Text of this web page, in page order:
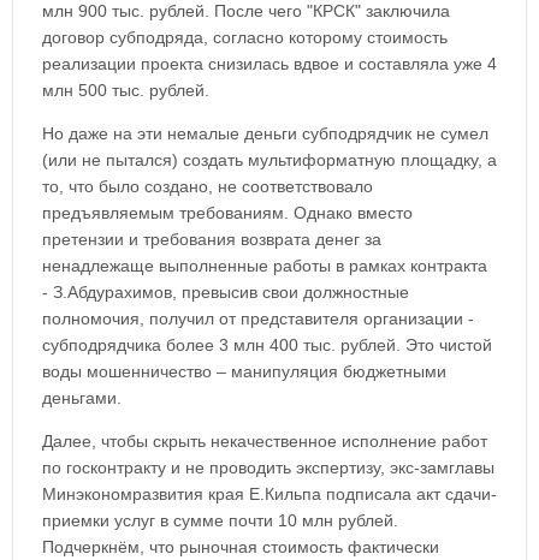
млн 900 тыс. рублей. После чего "КРСК" заключила
договор субподряда, согласно которому стоимость
реализации проекта снизилась вдвое и составляла уже 4
млн 500 тыс. рублей.
Но даже на эти немалые деньги субподрядчик не сумел
(или не пытался) создать мультиформатную площадку, а
то, что было создано, не соответствовало
предъявляемым требованиям. Однако вместо
претензии и требования возврата денег за
ненадлежаще выполненные работы в рамках контракта
- З.Абдурахимов, превысив свои должностные
полномочия, получил от представителя организации -
субподрядчика более 3 млн 400 тыс. рублей. Это чистой
воды мошенничество – манипуляция бюджетными
деньгами.
Далее, чтобы скрыть некачественное исполнение работ
по госконтракту и не проводить экспертизу, экс-замглавы
Минэкономразвития края Е.Кильпа подписала акт сдачи-
приемки услуг в сумме почти 10 млн рублей.
Подчеркнём, что рыночная стоимость фактически